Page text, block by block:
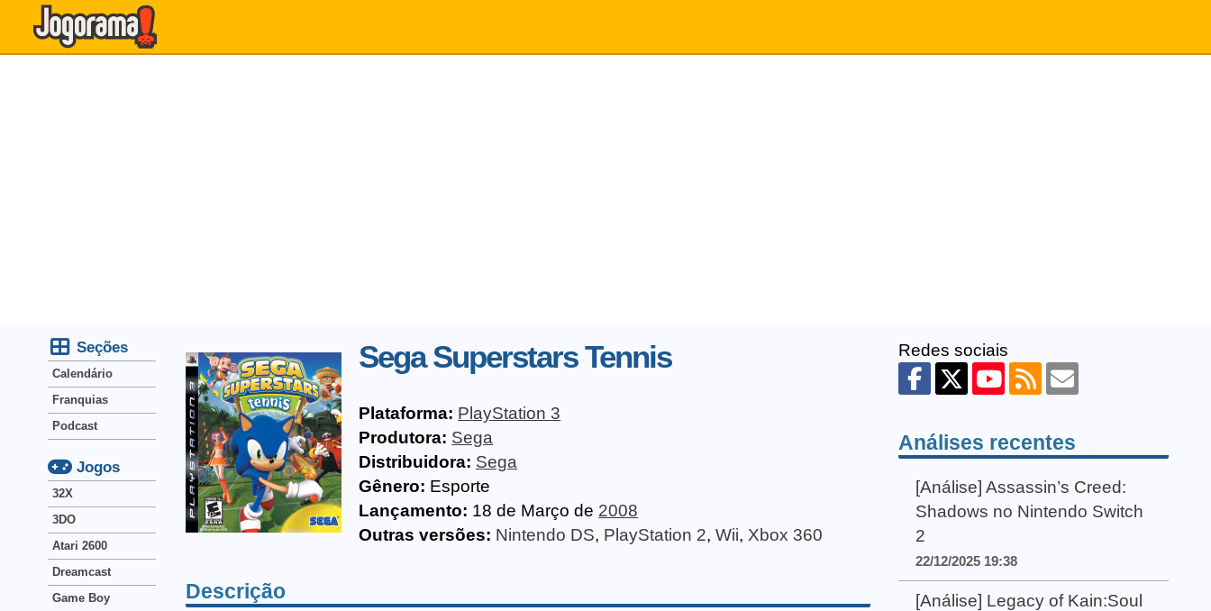
Sega Superstars Tennis
Plataforma: PlayStation 3
Produtora: Sega
Distribuidora: Sega
Gênero: Esporte
Lançamento: 18 de Março de 2008
Outras versões: Nintendo DS, PlayStation 2,Wii, Xbox 360
Descrição
Seções
Calendário
Franquias
Podcast
Jogos
32X
3DO
Atari 2600
Dreamcast
Game Boy
Redes sociais
Análises recentes
[Análise] Assassin’s Creed:
Shadows no Nintendo Switch
2
22/12/2025 19:38
[Análise] Legacy of Kain:Soul